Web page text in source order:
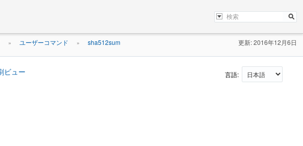
» ユーザーコマンド » sha512sum 更新: 2016年12月6日
言語: